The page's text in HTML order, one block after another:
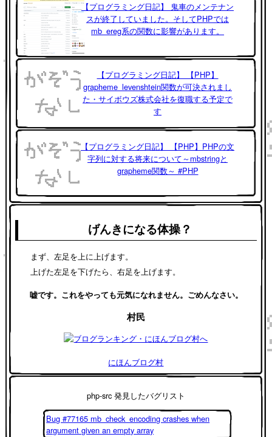
【プログラミング日記】 鬼車のメンテナン
スが終了していました。そしてPHPでは
mb_ereg系の関数に影響があります。
【プログラミング日記】 【PHP】
grapheme_levenshtein関数が可決されまし
た・サイボウズ株式会社を復職する予定で
す
【プログラミング日記】 【PHP】PHPの文
字列に対する将来について～mbstringと
grapheme関数～ #PHP
げんきになる体操？
まず、左足を上に上げます。
上げた左足を下げたら、右足を上げます。
嘘です。これをやっても元気になれません。ごめんなさい。
村民
にほんブログ村
php-src 発見したバグリスト
Bug #77165 mb_check_encoding crashes when
argument given an empty array